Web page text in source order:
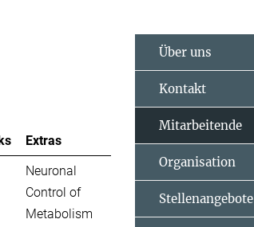
Extras
Neuronal
Control of
Metabolism
Über uns
Kontakt
Mitarbeitende
Organisation
Stellenangebote